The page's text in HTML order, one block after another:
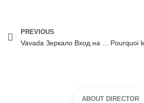
PREVIOUS
ABOUT DIRECTOR